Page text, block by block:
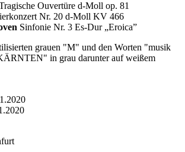
Ouvertüre d-Moll op. 81
Nr. 20 d-Moll KV 466
Sinfonie Nr. 3 Es-Dur „Eroica”